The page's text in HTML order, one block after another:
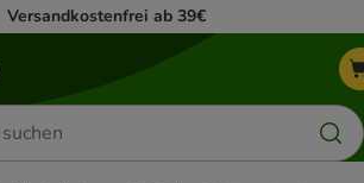
Versandkostenfrei ab 39€